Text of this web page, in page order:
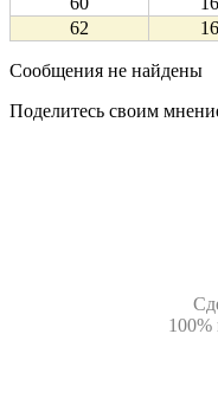
62
Сообщения не найдены
Поделитесь своим
100%